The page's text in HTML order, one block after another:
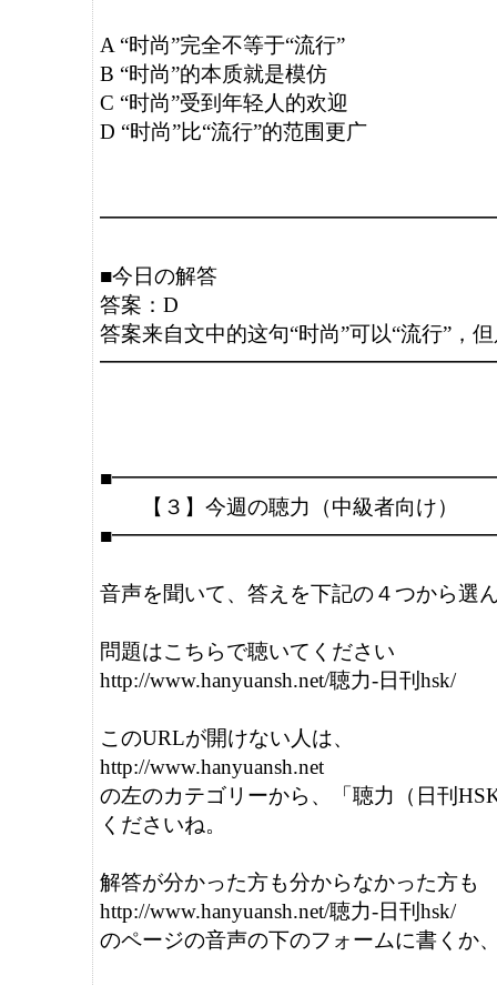
A “时尚”完全不等于“流行”
B “时尚”的本质就是模仿
C “时尚”受到年轻人的欢迎
D “时尚”比“流行”的范围更广
■今日の解答
答案：D
答案来自文中的这句“时尚”可以“流行”，
【３】今週の聴力（中級者向け）
音声を聞いて、答えを下記の４つから選
問題はこちらで聴いてください
http://www.hanyuansh.net/聴力-日刊hsk/
このURLが開けない人は、
http://www.hanyuansh.net
の左のカテゴリーから、「聴力（日刊
くださいね。
解答が分かった方も分からなかった方も
http://www.hanyuansh.net/聴力-日刊hsk/
のページの音声の下のフォームに書くか